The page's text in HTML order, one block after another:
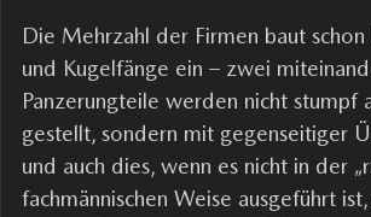
Die Mehrzahl der Firmen baut
und Kugelfänge ein – zwei
Panzerungteile werden nicht stumpf
gestellt, sondern mit gegenseitiger
und auch dies, wenn es nicht in der
fachmännischen Weise ausgeführt